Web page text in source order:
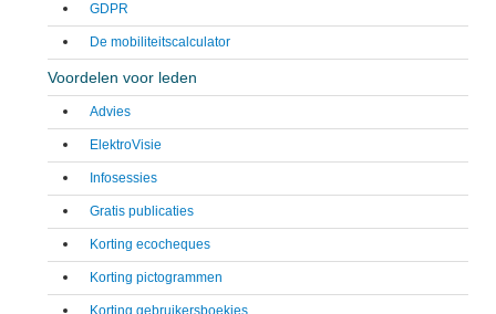
GDPR
De mobiliteitscalculator
Voordelen voor leden
Advies
ElektroVisie
Infosessies
Gratis publicaties
Korting ecocheques
Korting pictogrammen